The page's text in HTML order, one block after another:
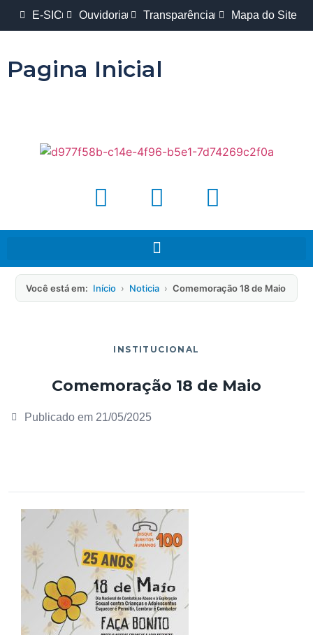
E-SIC Ouvidoria Transparência Mapa do Site
Pagina Inicial
Você está em: Início › Noticia › Comemoração 18 de Maio
INSTITUCIONAL
Comemoração 18 de Maio
Publicado em 21/05/2025